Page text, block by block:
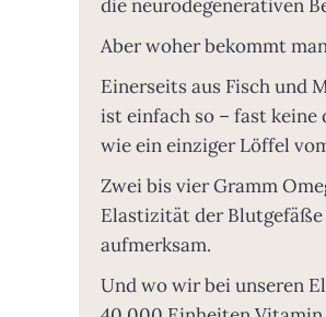
die neurodegenerativen
Aber woher bekommt
Einerseits aus Fisch und
ist einfach so – fast keine
wie ein einziger Löffel
Zwei bis vier Gramm
Elastizität der Blutgefäße
aufmerksam.
Und wo wir bei unseren